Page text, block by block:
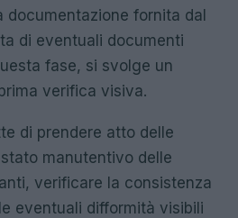
documentazione fornita dal
di eventuali documenti
fase, si svolge un
verifica visiva.
di prendere atto delle
manutentivo delle
verificare la consistenza
eventuali difformità visibili